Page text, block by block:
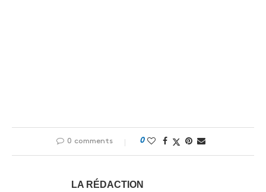
0 comments 0
LA RÉDACTION